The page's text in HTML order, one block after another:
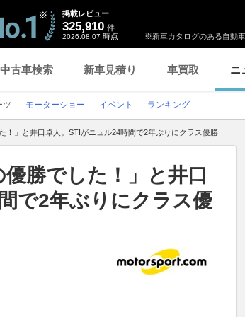
※新車カタログのある自動
掲載レビュー
325,910 件
2026.08.07 時点
中古車検索 新車見積り 車買取 ニ
ツ モーターショー イベント ランキング
！」と井口卓人。STIがニュル24時間で2年ぶりにクラス優勝
優勝でした！」と井口
で2年ぶりにクラス優